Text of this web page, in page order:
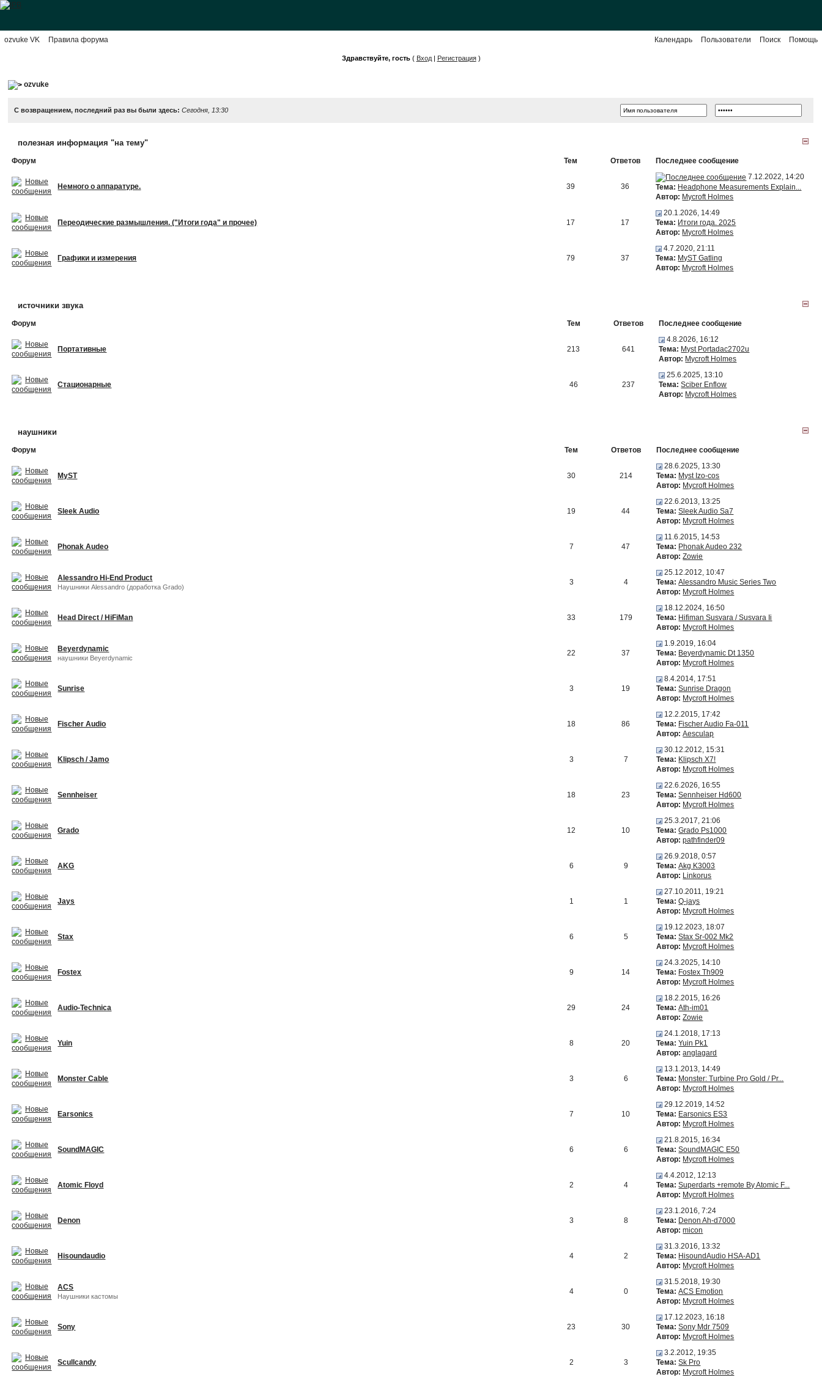
ozvuke VK Правила форума Помощь
Поиск
Пользователи
Календарь
Здравствуйте, гость( Вход| Регистрация)
ozvuke
С возвращением, последний раз вы были здесь:Сегодня, 13:30
полезная информация "на тему"
Форум Тем Ответов Последнее сообщение
Немного о аппаратуре. 39 36
7.12.2022, 14:20
Тема: Headphone Measurements Explain...
Автор: Mycroft Holmes
Переодические размышления. ("Итоги года" и прочее) 17 17
20.1.2026, 14:49
Тема: Итоги года. 2025
Автор: Mycroft Holmes
Графики и измерения 79 37
4.7.2020, 21:11
Тема: MyST Gatling
Автор: Mycroft Holmes
источники звука
Форум Тем Ответов Последнее сообщение
Портативные 213 641
4.8.2026, 16:12
Тема: Myst Portadac2702u
Автор: Mycroft Holmes
Стационарные 46 237
25.6.2025, 13:10
Тема: Sciber Enflow
Автор: Mycroft Holmes
наушники
Форум Тем Ответов Последнее сообщение
MyST 30 214
28.6.2025, 13:30
Тема: Myst Izo-cos
Автор: Mycroft Holmes
Sleek Audio 19 44
22.6.2013, 13:25
Тема: Sleek Audio Sa7
Автор: Mycroft Holmes
Phonak Audeo 7 47
11.6.2015, 14:53
Тема: Phonak Audeo 232
Автор: Zowie
Alessandro Hi-End Product
Наушники Alessandro (доработка Grado)
3 4
25.12.2012, 10:47
Тема: Alessandro Music Series Two
Автор: Mycroft Holmes
Head Direct / HiFiMan 33 179
18.12.2024, 16:50
Тема: Hifiman Susvara / Susvara Ii
Автор: Mycroft Holmes
Beyerdynamic
наушники Beyerdynamic
22 37
1.9.2019, 16:04
Тема: Beyerdynamic Dt 1350
Автор: Mycroft Holmes
Sunrise 3 19
8.4.2014, 17:51
Тема: Sunrise Dragon
Автор: Mycroft Holmes
Fischer Audio 18 86
12.2.2015, 17:42
Тема: Fischer Audio Fa-011
Автор: Aesculap
Klipsch / Jamo 3 7
30.12.2012, 15:31
Тема: Klipsch X7!
Автор: Mycroft Holmes
Sennheiser 18 23
22.6.2026, 16:55
Тема: Sennheiser Hd600
Автор: Mycroft Holmes
Grado 12 10
25.3.2017, 21:06
Тема: Grado Ps1000
Автор: pathfinder09
AKG 6 9
26.9.2018, 0:57
Тема: Akg K3003
Автор: Linkorus
Jays 1 1
27.10.2011, 19:21
Тема: Q-jays
Автор: Mycroft Holmes
Stax 6 5
19.12.2023, 18:07
Тема: Stax Sr-002 Mk2
Автор: Mycroft Holmes
Fostex 9 14
24.3.2025, 14:10
Тема: Fostex Th909
Автор: Mycroft Holmes
Audio-Technica 29 24
18.2.2015, 16:26
Тема: Ath-im01
Автор: Zowie
Yuin 8 20
24.1.2018, 17:13
Тема: Yuin Pk1
Автор: anglagard
Monster Cable 3 6
13.1.2013, 14:49
Тема: Monster: Turbine Pro Gold / Pr...
Автор: Mycroft Holmes
Earsonics 7 10
29.12.2019, 14:52
Тема: Earsonics ES3
Автор: Mycroft Holmes
SoundMAGIC 6 6
21.8.2015, 16:34
Тема: SoundMAGIC E50
Автор: Mycroft Holmes
Atomic Floyd 2 4
4.4.2012, 12:13
Тема: Superdarts +remote By Atomic F...
Автор: Mycroft Holmes
Denon 3 8
23.1.2016, 7:24
Тема: Denon Ah-d7000
Автор: micon
Hisoundaudio 4 2
31.3.2016, 13:32
Тема: HisoundAudio HSA-AD1
Автор: Mycroft Holmes
ACS
Наушники кастомы
4 0
31.5.2018, 19:30
Тема: ACS Emotion
Автор: Mycroft Holmes
Sony 23 30
17.12.2023, 16:18
Тема: Sony Mdr 7509
Автор: Mycroft Holmes
Scullcandy 2 3
3.2.2012, 19:35
Тема: Sk Pro
Автор: Mycroft Holmes